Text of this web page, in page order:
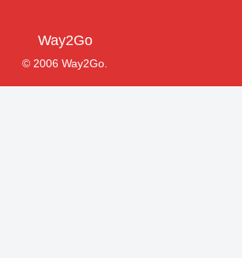
Way2Go
© 2006 Way2Go.